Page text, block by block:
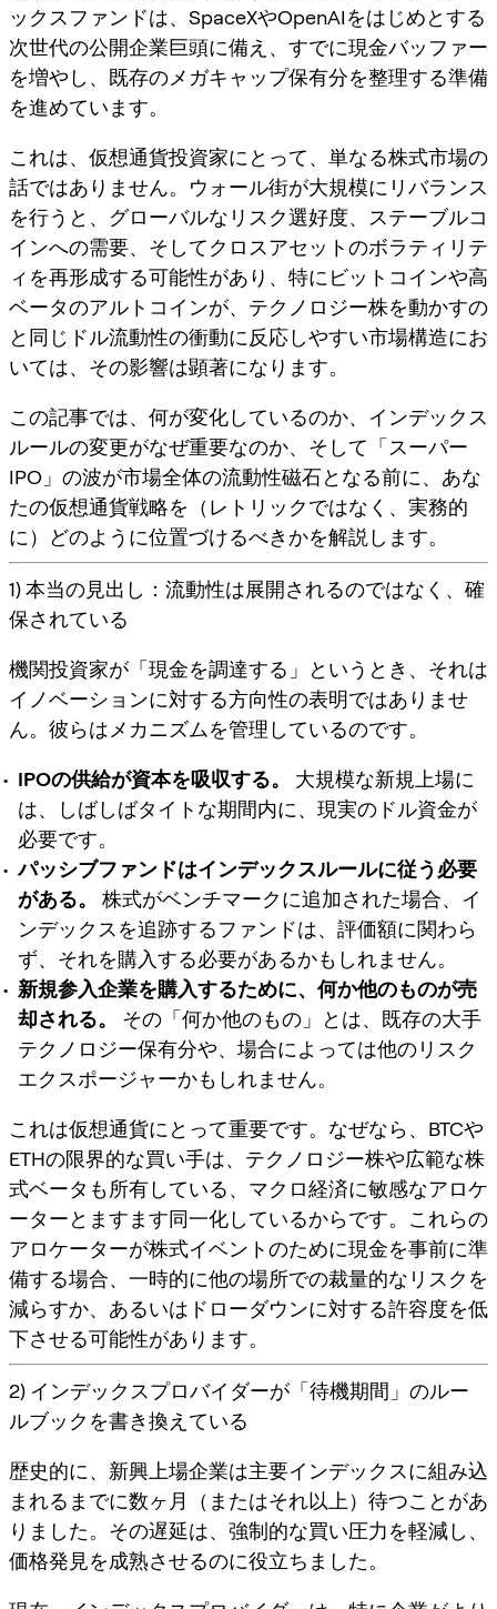
ックスファンドは、SpaceXやOpenAIをはじめとする
次世代の公開企業巨頭に備え、すでに現金バッファー
を増やし、既存のメガキャップ保有分を整理する準備
を進めています。
これは、仮想通貨投資家にとって、単なる株式市場の
話ではありません。ウォール街が大規模にリバランス
を行うと、 グローバルなリスク選好度、ステーブルコ
インへの需要、そしてクロスアセットのボラティリテ
ィ を再形成する可能性があり、特にビットコインや高
ベータのアルトコインが、テクノロジー株を動かすの
と同じドル流動性の衝動に反応しやすい市場構造にお
いては、その影響は顕著になります。
この記事では、何が変化しているのか、インデックス
ルールの変更がなぜ重要なのか、そして「スーパー
IPO」の波が市場全体の流動性磁石となる前に、あな
たの仮想通貨戦略を（レトリックではなく、実務的
に）どのように位置づけるべきかを解説します。
1) 本当の見出し：流動性は展開されるのではなく、確
保されている
機関投資家が「現金を調達する」というとき、それは
イノベーションに対する方向性の表明ではありませ
ん。彼らは メカニズムを管理しているのです。
IPOの供給が資本を吸収する。
大規模な新規上場に
は、しばしばタイトな期間内に、現実のドル資金が
必要です。
パッシブファンドはインデックスルールに従う必要
がある。
株式がベンチマークに追加された場合、イ
ンデックスを追跡するファンドは、評価額に関わら
ず、それを購入する必要があるかもしれません。
新規参入企業を購入するために、何か他のものが売
却される。
その「何か他のもの」とは、既存の大手
テクノロジー保有分や、場合によっては他のリスク
エクスポージャーかもしれません。
これは仮想通貨にとって重要です。なぜなら、BTCや
ETHの限界的な買い手は、テクノロジー株や広範な株
式ベータも所有している、マクロ経済に敏感なアロケ
ーターとますます同一化しているからです。これらの
アロケーターが株式イベントのために現金を事前に準
備する場合、一時的に他の場所での裁量的なリスクを
減らすか、あるいはドローダウンに対する許容度を低
下させる可能性があります。
2) インデックスプロバイダーが「待機期間」のルー
ルブックを書き換えている
歴史的に、新興上場企業は主要インデックスに組み込
まれるまでに数ヶ月（またはそれ以上）待つことがあ
りました。その遅延は、強制的な買い圧力を軽減し、
価格発見を成熟させるのに役立ちました。